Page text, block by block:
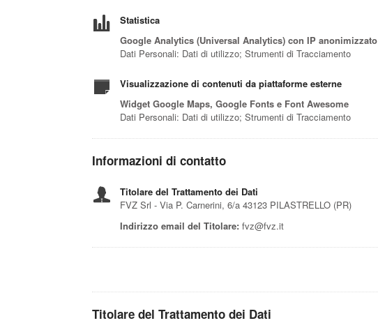
Statistica
Google Analytics (Universal Analytics) con IP anonimizzato
Dati Personali: Dati di utilizzo; Strumenti di Tracciamento
Visualizzazione di contenuti da piattaforme esterne
Widget Google Maps, Google Fonts e Font Awesome
Dati Personali: Dati di utilizzo; Strumenti di Tracciamento
Informazioni di contatto
Titolare del Trattamento dei Dati
FVZ Srl - Via P. Carnerini, 6/a 43123 PILASTRELLO (PR)
Indirizzo email del Titolare: fvz@fvz.it
Titolare del Trattamento dei Dati